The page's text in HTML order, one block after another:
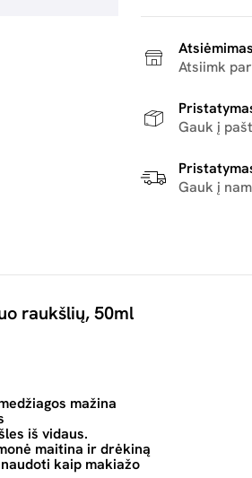
Atsiimk
Gauk į
Gauk į
raukšlių, 50ml
mažina
iš vidaus.
maitina ir drėkiną
kaip makiažo